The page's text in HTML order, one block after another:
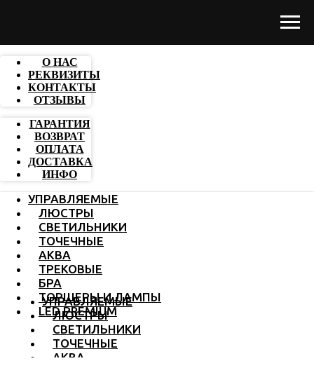
О НАС
РЕКВИЗИТЫ
КОНТАКТЫ
ОТЗЫВЫ
ГАРАНТИЯ
ВОЗВРАТ
ОПЛАТА
ДОСТАВКА
ИНФО
УПРАВЛЯЕМЫЕ
ЛЮСТРЫ
СВЕТИЛЬНИКИ
ТОЧЕЧНЫЕ
АКВА
ТРЕКОВЫЕ
БРА
ТОРШЕРЫ И ЛАМПЫ
LED PREMIUM
УПРАВЛЯЕМЫЕ
ЛЮСТРЫ
СВЕТИЛЬНИКИ
ТОЧЕЧНЫЕ
АКВА